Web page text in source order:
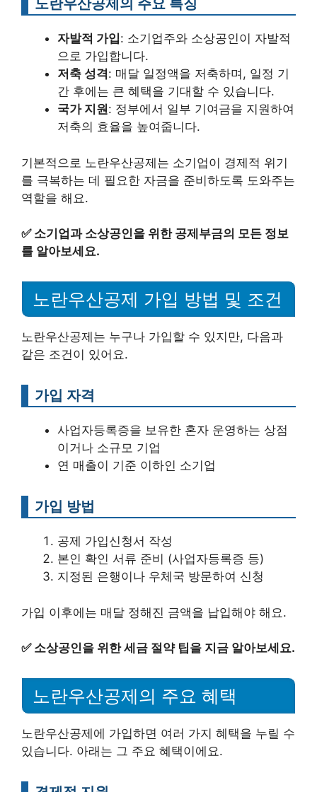
자발적 가입: 소기업주와 소상공인이 자발적
으로 가입합니다.
저축 성격: 매달 일정액을 저축하며, 일정 기
간 후에는 큰 혜택을 기대할 수 있습니다.
국가 지원: 정부에서 일부 기여금을 지원하여
저축의 효율을 높여줍니다.
기본적으로 노란우산공제는 소기업이 경제적 위기
를 극복하는 데 필요한 자금을 준비하도록 도와주는
역할을 해요.
✅ 소기업과 소상공인을 위한 공제부금의 모든 정보
를 알아보세요.
노란우산공제 가입 방법 및 조건
노란우산공제는 누구나 가입할 수 있지만, 다음과
같은 조건이 있어요.
가입 자격
사업자등록증을 보유한 혼자 운영하는 상점
이거나 소규모 기업
연 매출이 기준 이하인 소기업
가입 방법
공제 가입신청서 작성
본인 확인 서류 준비 (사업자등록증 등)
지정된 은행이나 우체국 방문하여 신청
가입 이후에는 매달 정해진 금액을 납입해야 해요.
✅ 소상공인을 위한 세금 절약 팁을 지금 알아보세요.
노란우산공제의 주요 혜택
노란우산공제에 가입하면 여러 가지 혜택을 누릴 수
있습니다. 아래는 그 주요 혜택이에요.